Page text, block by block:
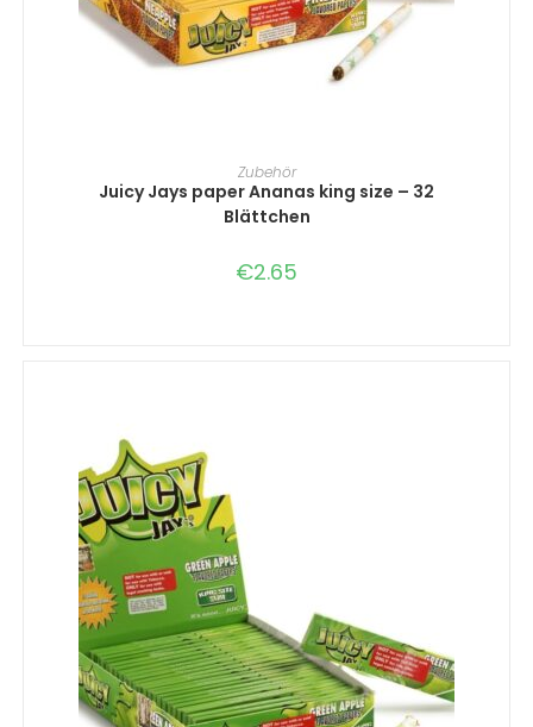
IN DEN WARENKORB
Zubehör
Juicy Jays paper Ananas king size – 32
Blättchen
€2.65